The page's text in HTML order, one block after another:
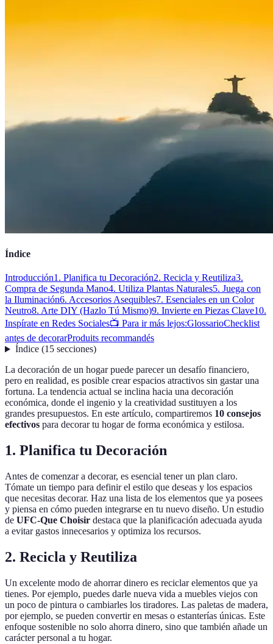
Índice
Introducción1. Planifica tu Decoración2. Recicla y Reutiliza3.
Compra de Segunda Mano4. Utiliza Plantas Naturales5. Juega con
la Iluminación6. Accesorios Asequibles7. Esenciales en un Color
Neutro8. Arte DIY (Hazlo Tú Mismo)9. Invierte en Piezas Clave10.
Inspírate en Redes Sociales📺 Para ir más lejos:GlossarioChecklist
antes de decorarProduits recommandés
Índice(15 secciones)
La decoración de un hogar puede parecer un desafío financiero,
pero en realidad, es posible crear espacios atractivos sin gastar una
fortuna. La tendencia actual se inclina hacia una decoración
económica, donde el ingenio y la creatividad sustituyen a los
grandes presupuestos. En este artículo, compartiremos 10 consejos
efectivos para decorar tu hogar de forma económica y estilosa.
1. Planifica tu Decoración
Antes de comenzar a decorar, es esencial tener un plan claro.
Tómate un tiempo para definir el estilo que deseas y los espacios
que necesitas decorar. Haz una lista de los elementos que ya posees
y piensa en cómo pueden integrarse en tu nuevo diseño. Un estudio
de UFC-Que Choisir destaca que la planificación adecuada ayuda
a evitar gastos innecesarios y optimiza los recursos.
2. Recicla y Reutiliza
Un excelente modo de ahorrar dinero es reciclar elementos que ya
tienes. Por ejemplo, puedes darle nueva vida a muebles viejos con
un poco de pintura o cambiarles los tiradores. Las paletas de madera,
por ejemplo, se pueden convertir en mesas o estanterías únicas. Este
enfoque sostenible no solo ahorra dinero, sino que también añade un
carácter personal a tu hogar.